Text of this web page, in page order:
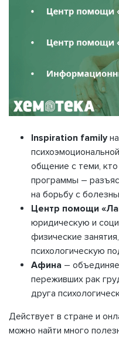
Inspiration family
общение с теми,
программы –
на борьбу с
Центр помощи
юридическую и
физические
психологическую
Афина –
переживших рак
друга
Действует в стране и
можно найти много